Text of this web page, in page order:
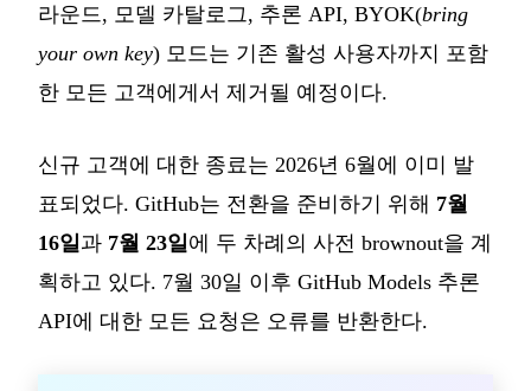
라운드, 모델 카탈로그, 추론 API, BYOK(bring
your own key) 모드는 기존 활성 사용자까지 포함
한 모든 고객에게서 제거될 예정이다.
신규 고객에 대한 종료는 2026년 6월에 이미 발
표되었다. GitHub는 전환을 준비하기 위해 7월
16일과 7월 23일에 두 차례의 사전 brownout을 계
획하고 있다. 7월 30일 이후 GitHub Models 추론
API에 대한 모든 요청은 오류를 반환한다.